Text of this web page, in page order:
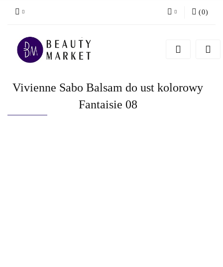
Zarejestruj się
(0)
Vivienne Sabo Balsam do ust kolorowy
Fantaisie 08